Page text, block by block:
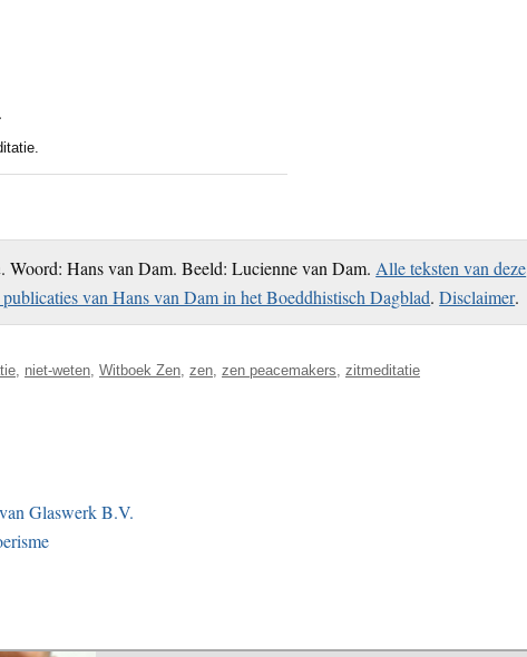
. Woord: Hans van Dam. Beeld: Lucienne van Dam. Alle teksten van deze
van Hans van Dam in het Boeddhistisch Dagblad.Disclaimer.
niet-weten Witboek Zen zen zen peacemakers zitmeditatie
Glaswerk B.V.